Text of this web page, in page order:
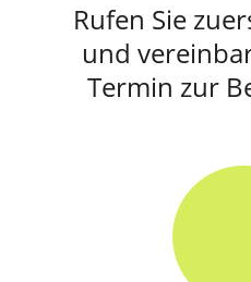
Rufen Sie
und
Termin zur